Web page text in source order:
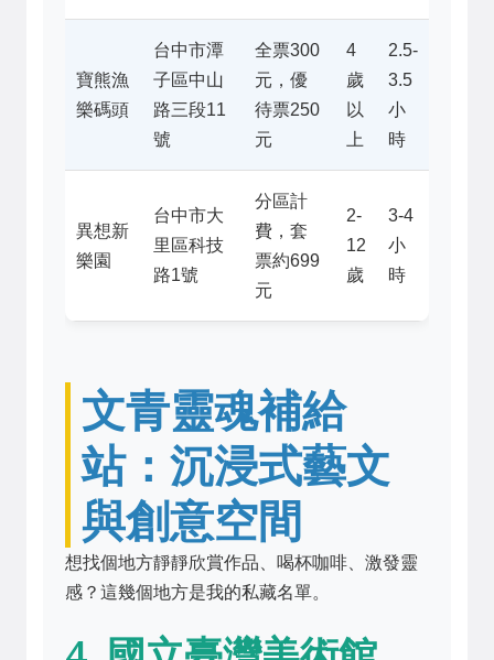
寶熊漁
樂碼頭
台中市潭
子區中山
路三段11
號
全票300
元，優
待票250
元
4
歲
以
上
2.5-
3.5
小
時
異想新
樂園
台中市大
里區科技
路1號
分區計
費，套
票約699
元
2-
12
歲
3-4
小
時
文青靈魂補給
站：沉浸式藝文
與創意空間
想找個地方靜靜欣賞作品、喝杯咖啡、激發靈
感？這幾個地方是我的私藏名單。